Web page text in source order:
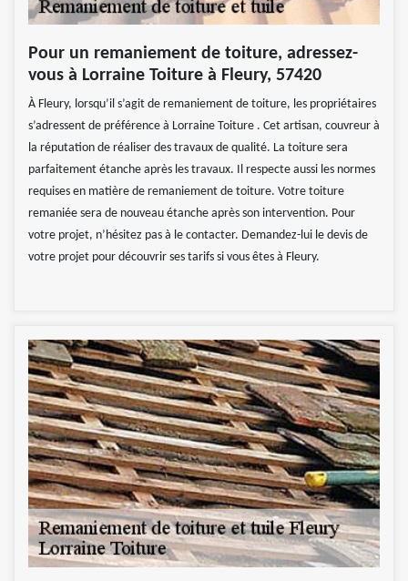
Pour un remaniement de toiture, adressez-
vous à Lorraine Toiture à Fleury, 57420
À Fleury, lorsqu’il s’agit de remaniement de toiture, les propriétaires
s’adressent de préférence à Lorraine Toiture . Cet artisan, couvreur à
la réputation de réaliser des travaux de qualité. La toiture sera
parfaitement étanche après les travaux. Il respecte aussi les normes
requises en matière de remaniement de toiture. Votre toiture
remaniée sera de nouveau étanche après son intervention. Pour
votre projet, n’hésitez pas à le contacter. Demandez-lui le devis de
votre projet pour découvrir ses tarifs si vous êtes à Fleury.